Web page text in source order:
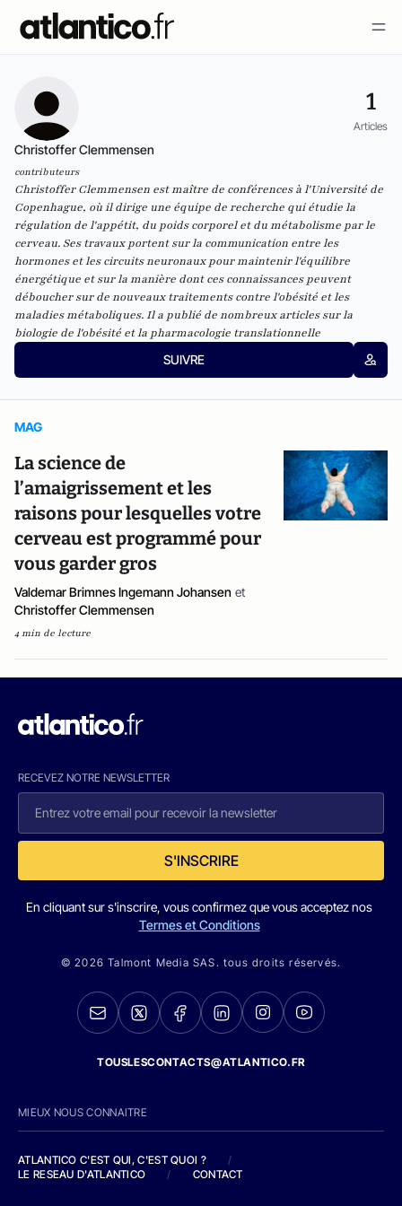
1
Articles
Christoffer Clemmensen
contributeurs
Christoffer Clemmensen est maître de conférences à l'Université de
Copenhague, où il dirige une équipe de recherche qui étudie la
régulation de l'appétit, du poids corporel et du métabolisme par le
cerveau. Ses travaux portent sur la communication entre les
hormones et les circuits neuronaux pour maintenir l'équilibre
énergétique et sur la manière dont ces connaissances peuvent
déboucher sur de nouveaux traitements contre l'obésité et les
maladies métaboliques. Il a publié de nombreux articles sur la
biologie de l'obésité et la pharmacologie translationnelle
SUIVRE
MAG
La science de
l’amaigrissement et les
raisons pour lesquelles votre
cerveau est programmé pour
vous garder gros
Valdemar Brimnes Ingemann Johansen et
Christoffer Clemmensen
4 min de lecture
RECEVEZ NOTRE NEWSLETTER
S'INSCRIRE
En cliquant sur s'inscrire, vous confirmez que vous acceptez nos
Termes et Conditions
© 2026 Talmont Media SAS. tous droits réservés.
TOUSLESCONTACTS@ATLANTICO.FR
MIEUX NOUS CONNAITRE
ATLANTICO C'EST QUI, C'EST QUOI ?
/
LE RESEAU D'ATLANTICO
/ CONTACT